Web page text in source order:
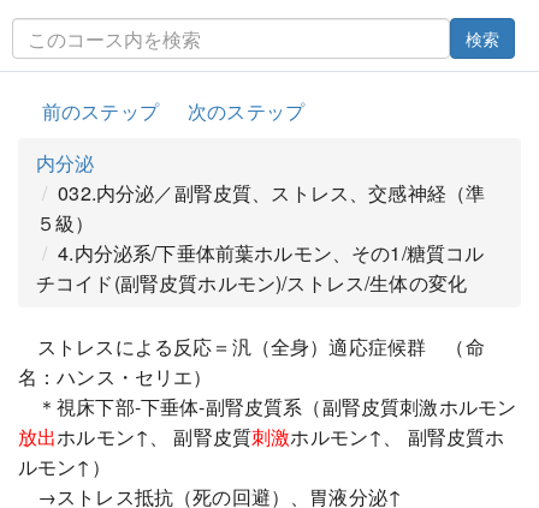
検索
前のステップ
次のステップ
内分泌
032.内分泌／副腎皮質、ストレス、交感神経（準
５級）
4.内分泌系/下垂体前葉ホルモン、その1/糖質コル
チコイド(副腎皮質ホルモン)/ストレス/生体の変化
ストレスによる反応＝汎（全身）適応症候群 （命
名：ハンス・セリエ）
＊視床下部-下垂体-副腎皮質系（副腎皮質刺激ホルモン
放出ホルモン↑、 副腎皮質刺激ホルモン↑、 副腎皮質ホ
ルモン↑）
→ストレス抵抗（死の回避）、胃液分泌↑